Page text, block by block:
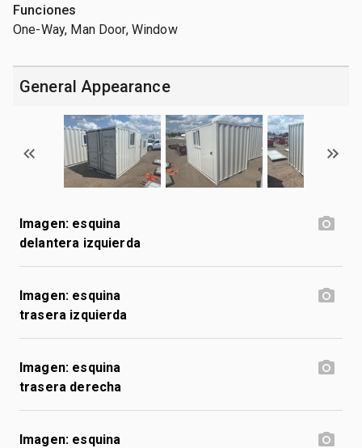
Funciones
One-Way, Man Door, Window
General Appearance
Imagen: esquina
delantera izquierda
Imagen: esquina
trasera izquierda
Imagen: esquina
trasera derecha
Imagen: esquina